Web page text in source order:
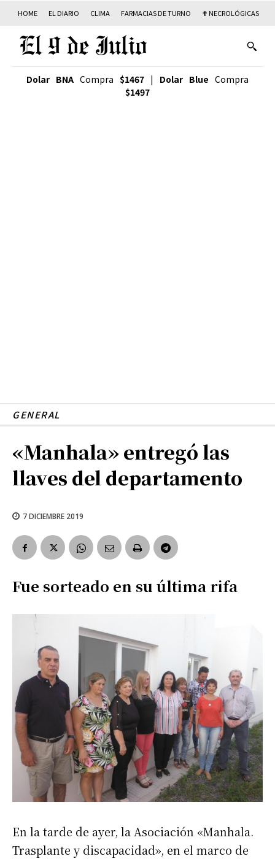
HOME EL DIARIO CLIMA FARMACIAS DE TURNO ✟ NECROLÓGICAS
Dolar BNA Compra $1467 | Dolar Blue Compra
$1497
GENERAL
«Manhala» entregó las
llaves del departamento
7 DICIEMBRE 2019
Fue sorteado en su última rifa
En la tarde de ayer, la Asociación «Manhala.
Trasplante y discapacidad», en el marco de